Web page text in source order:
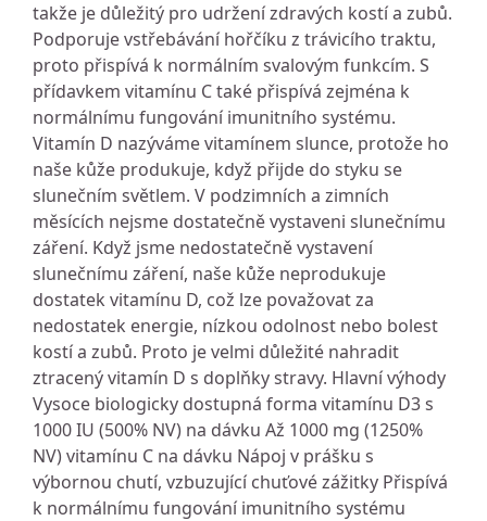
takže je důležitý pro udržení zdravých kostí a zubů.
Podporuje vstřebávání hořčíku z trávicího traktu,
proto přispívá k normálním svalovým funkcím. S
přídavkem vitamínu C také přispívá zejména k
normálnímu fungování imunitního systému.
Vitamín D nazýváme vitamínem slunce, protože ho
naše kůže produkuje, když přijde do styku se
slunečním světlem. V podzimních a zimních
měsících nejsme dostatečně vystaveni slunečnímu
záření. Když jsme nedostatečně vystavení
slunečnímu záření, naše kůže neprodukuje
dostatek vitamínu D, což lze považovat za
nedostatek energie, nízkou odolnost nebo bolest
kostí a zubů. Proto je velmi důležité nahradit
ztracený vitamín D s doplňky stravy. Hlavní výhody
Vysoce biologicky dostupná forma vitamínu D3 s
1000 IU (500% NV) na dávku Až 1000 mg (1250%
NV) vitamínu C na dávku Nápoj v prášku s
výbornou chutí, vzbuzující chuťové zážitky Přispívá
k normálnímu fungování imunitního systému